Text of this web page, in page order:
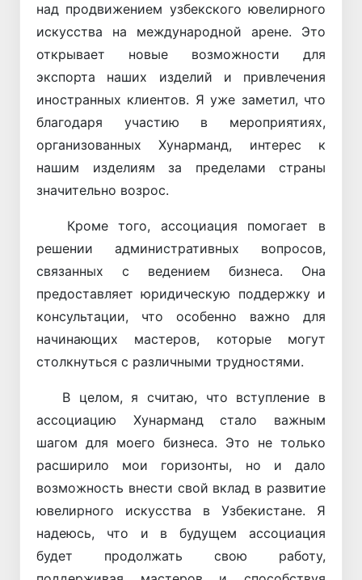
над продвижением узбекского ювелирного
искусства на международной арене. Это
открывает новые возможности для
экспорта наших изделий и привлечения
иностранных клиентов. Я уже заметил, что
благодаря участию в мероприятиях,
организованных Хунарманд, интерес к
нашим изделиям за пределами страны
значительно возрос.
Кроме того, ассоциация помогает в
решении административных вопросов,
связанных с ведением бизнеса. Она
предоставляет юридическую поддержку и
консультации, что особенно важно для
начинающих мастеров, которые могут
столкнуться с различными трудностями.
В целом, я считаю, что вступление в
ассоциацию Хунарманд стало важным
шагом для моего бизнеса. Это не только
расширило мои горизонты, но и дало
возможность внести свой вклад в развитие
ювелирного искусства в Узбекистане. Я
надеюсь, что и в будущем ассоциация
будет продолжать свою работу,